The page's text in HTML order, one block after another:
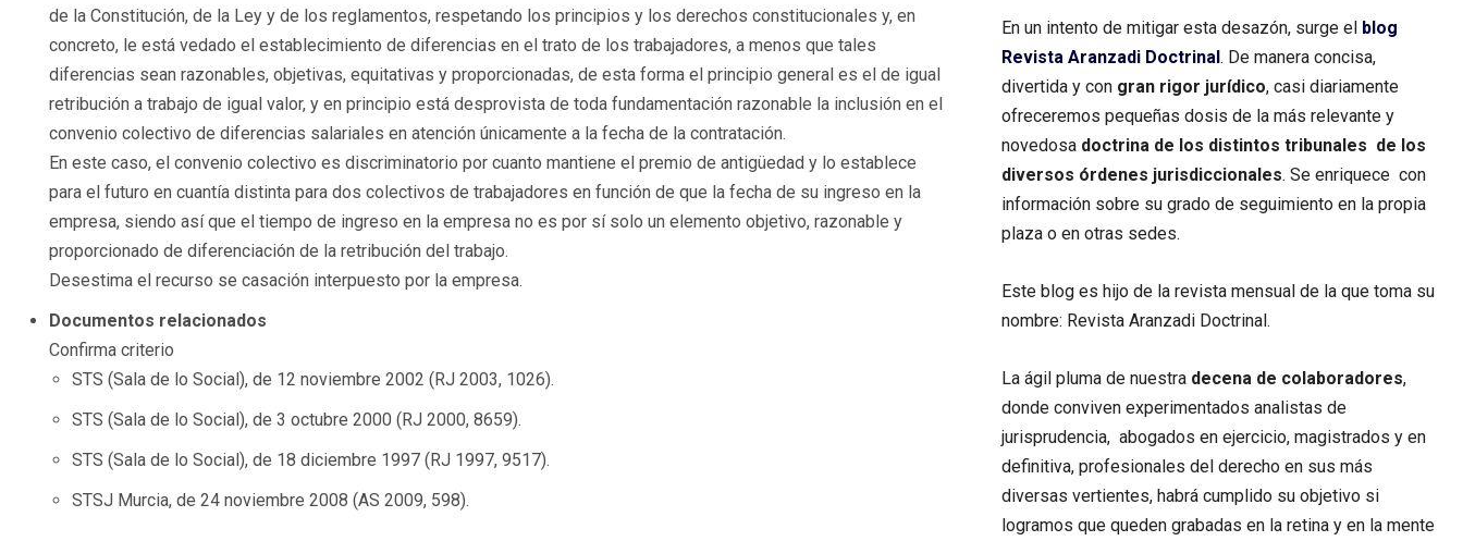
de la Constitución, de la Ley y de los reglamentos, respetando los principios y los derechos constitucionales y, en
concreto, le está vedado el establecimiento de diferencias en el trato de los trabajadores, a menos que tales
diferencias sean razonables, objetivas, equitativas y proporcionadas, de esta forma el principio general es el de igual
retribución a trabajo de igual valor, y en principio está desprovista de toda fundamentación razonable la inclusión en el
convenio colectivo de diferencias salariales en atención únicamente a la fecha de la contratación.
En este caso, el convenio colectivo es discriminatorio por cuanto mantiene el premio de antigüedad y lo establece
para el futuro en cuantía distinta para dos colectivos de trabajadores en función de que la fecha de su ingreso en la
empresa, siendo así que el tiempo de ingreso en la empresa no es por sí solo un elemento objetivo, razonable y
proporcionado de diferenciación de la retribución del trabajo.
Desestima el recurso se casación interpuesto por la empresa.
Documentos relacionados
Confirma criterio
STS (Sala de lo Social), de 12 noviembre 2002 (RJ 2003, 1026).
STS (Sala de lo Social), de 3 octubre 2000 (RJ 2000, 8659).
STS (Sala de lo Social), de 18 diciembre 1997 (RJ 1997, 9517).
STSJ Murcia, de 24 noviembre 2008 (AS 2009, 598).
En un intento de mitigar esta desazón, surge el blog
Revista Aranzadi Doctrinal. De manera concisa,
divertida y con gran rigor jurídico, casi diariamente
ofreceremos pequeñas dosis de la más relevante y
novedosa doctrina de los distintos tribunales de los
diversos órdenes jurisdiccionales. Se enriquece con
información sobre su grado de seguimiento en la propia
plaza o en otras sedes.
Este blog es hijo de la revista mensual de la que toma su
nombre: Revista Aranzadi Doctrinal.
La ágil pluma de nuestra decena de colaboradores,
donde conviven experimentados analistas de
jurisprudencia, abogados en ejercicio, magistrados y en
definitiva, profesionales del derecho en sus más
diversas vertientes, habrá cumplido su objetivo si
logramos que queden grabadas en la retina y en la mente